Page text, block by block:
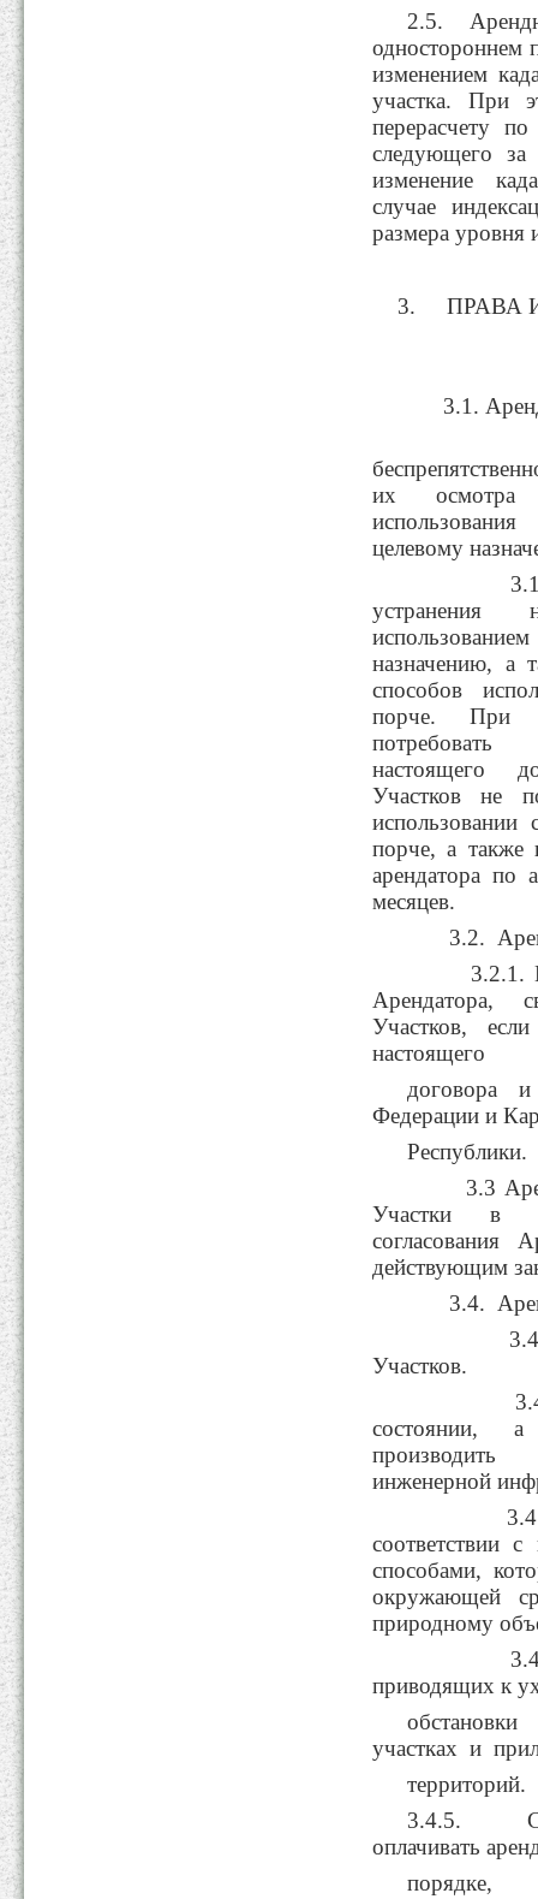
2.5.
одностороннем
изменением
участка. При
перерасчету
следующего
изменение
случае
размера уровня
ПРАВА
3.1.
их осмотра
целевому
3.1.2.
устранения
назначению, а
способов
порче. При
настоящего
Участков не
порче, а также
арендатора по
месяцев.
3.2.
3.2.1. Не
Арендатора,
Участков, если
настоящего
договора и
Федерации и
Республики.
3.3
Участки в
согласования
действующим
3.4.
3.4.1.
Участков.
3.4.2.
состоянии,
инженерной
3.4.3.
соответствии
способами,
окружающей
природному
3.4.4.
приводящих к
участках и
территорий.
3.4.5.
оплачивать
порядке,